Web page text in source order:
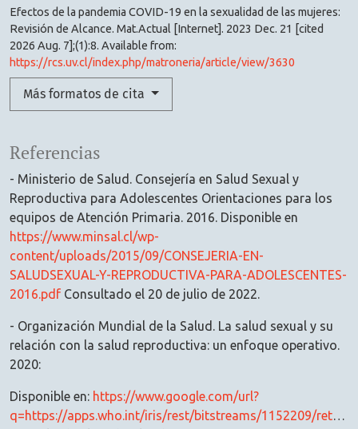
Efectos de la pandemia COVID-19 en la sexualidad de las mujeres:
Revisión de Alcance. Mat.Actual [Internet]. 2023 Dec. 21 [cited
2026 Aug. 7];(1):8. Available from:
https://rcs.uv.cl/index.php/matroneria/article/view/3630
Más formatos de cita
Referencias
- Ministerio de Salud. Consejería en Salud Sexual y
Reproductiva para Adolescentes Orientaciones para los
equipos de Atención Primaria. 2016. Disponible en
https://www.minsal.cl/wp-
content/uploads/2015/09/CONSEJERIA-EN-
SALUDSEXUAL-Y-REPRODUCTIVA-PARA-ADOLESCENTES-
2016.pdf Consultado el 20 de julio de 2022.
- Organización Mundial de la Salud. La salud sexual y su
relación con la salud reproductiva: un enfoque operativo.
2020:
Disponible en: https://www.google.com/url?
q=https://apps.who.int/iris/rest/bitstreams/1152209/retrieve%23:~:text%3DLa%2520sexualidad%2520es%2520un%2520aspecto,la%2520intimidad%2520y%2520la%2520reproducci%25C3%25B3n&sa=D&source=docs&ust=1660266710580767&usg=AOvVaw3pyR_zSbyqenJBfjeABewY